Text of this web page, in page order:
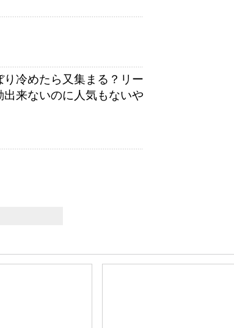
冷めたら又集まる？リー
来ないのに人気もないや